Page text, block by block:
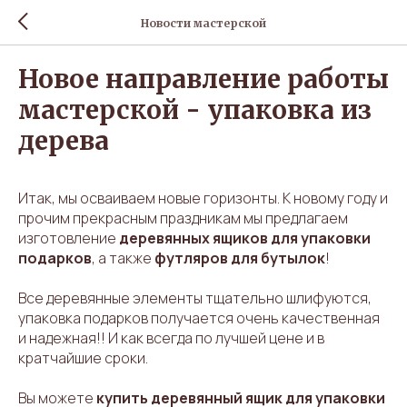
Новости мастерской
Новое направление работы
мастерской - упаковка из
дерева
Итак, мы осваиваем новые горизонты. К новому году и
прочим прекрасным праздникам мы предлагаем
изготовление деревянных ящиков для упаковки
подарков, а также футляров для бутылок!
Все деревянные элементы тщательно шлифуются,
упаковка подарков получается очень качественная
и надежная!! И как всегда по лучшей цене и в
кратчайшие сроки.
Вы можете купить деревянный ящик для упаковки